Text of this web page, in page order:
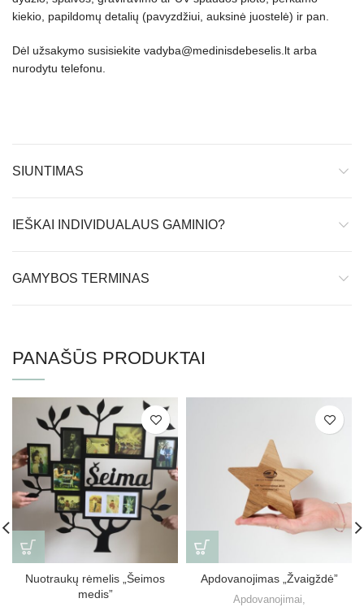
kiekio, papildomų detalių (pavyzdžiui, auksinė juostelė) ir pan.
Dėl užsakymo susisiekite vadyba@medinisdebeselis.lt arba
nurodytu telefonu.
SIUNTIMAS
IEŠKAI INDIVIDUALAUS GAMINIO?
GAMYBOS TERMINAS
PANAŠŪS PRODUKTAI
Nuotraukų rėmelis „Šeimos
medis”
Apdovanojimas „Žvaigždė”
Apdovanojimai,